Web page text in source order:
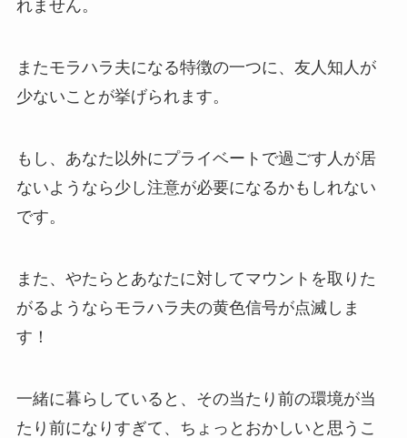
れません。
またモラハラ夫になる特徴の一つに、友人知人が
少ないことが挙げられます。
もし、あなた以外にプライベートで過ごす人が居
ないようなら少し注意が必要になるかもしれない
です。
また、やたらとあなたに対してマウントを取りた
がるようならモラハラ夫の黄色信号が点滅しま
す！
一緒に暮らしていると、その当たり前の環境が当
たり前になりすぎて、ちょっとおかしいと思うこ